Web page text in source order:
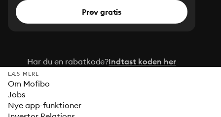
Prøv gratis
Har du en rabatkode?Indtast koden her
LÆS MERE
Om Mofibo
Jobs
Nye app-funktioner